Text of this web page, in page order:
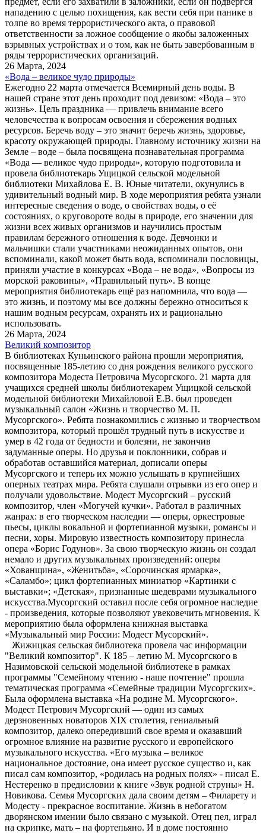
нападению с целью похищения, как вести себя при панике в
толпе во время террористического акта, о правовой
ответственности за ложное сообщение о якобы заложенных
взрывных устройствах и о том, как не быть завербованным в
ряды террористических организаций.
26 Марта, 2024
«Вода – великое чудо природы»
Ежегодно 22 марта отмечается Всемирный день воды. В
нашей стране этот день проходит под девизом: «Вода – это
жизнь». Цель праздника — привлечь внимание всего
человечества к вопросам освоения и сбережения водных
ресурсов. Беречь воду – это значит беречь жизнь, здоровье,
красоту окружающей природы. Главному источнику жизни на
Земле – воде – была посвящена познавательная программа
«Вода — великое чудо природы», которую подготовила и
провела библиотекарь Ущицкой сельской модельной
библиотеки Михайлова Е. В. Юные читатели, окунулись в
удивительный водный мир. В ходе мероприятия ребята узнали
интересные сведения о воде, о свойствах воды, о её
состояниях, о круговороте воды в природе, его значении для
жизни всех живых организмов и научились простым
правилам бережного отношения к воде. Девчонки и
мальчишки стали участниками неожиданных опытов, они
вспоминали, какой может быть вода, вспоминали пословицы,
приняли участие в конкурсах «Вода – не вода», «Вопросы из
морской раковины», «Правильный путь». В конце
мероприятия библиотекарь ещё раз напомнила, что вода —
это жизнь, и поэтому мы все должны бережно относиться к
нашим водным ресурсам, охранять их и рационально
использовать.
26 Марта, 2024
Великий композитор
В библиотеках Куньинского района прошли мероприятия,
посвященные 185-летию со дня рождения великого русского
композитора Модеста Петровича Мусоргского. 21 марта для
учащихся средней школы библиотекарем Ущицкой сельской
модельной библиотеки Михайловой Е.В. был проведен
музыкальный салон «Жизнь и творчество М. П.
Мусоргского». Ребята познакомились с жизнью и творчеством
композитора, который прошёл трудный путь в искусстве и
умер в 42 года от бедности и болезни, не закончив
задуманные оперы. Но друзья и поклонники, собрав и
обработав оставшийся материал, дописали оперы
Мусоргского и теперь их можно услышать в крупнейших
оперных театрах мира. Ребята слушали отрывки из его опер и
получали удовольствие. Модест Мусоргский – русский
композитор, член «Могучей кучки». Работал в различных
жанрах: в его творческом наследии — оперы, оркестровые
пьесы, циклы вокальной и фортепианной музыки, романсы и
песни, хоры. Мировую известность композитору принесла
опера «Борис Годунов». За свою творческую жизнь он создал
немало и других музыкальных произведений: оперы
«Хованщина», «Женитьба», «Сорочинская ярмарка»,
«Саламбо»; цикл фортепианных миниатюр «Картинки с
выставки»; «Детская», признанные шедеврами музыкального
искусства.Мусоргский оставил после себя огромное наследие
- произведения, которые позволяют увековечить мгновения. К
мероприятию была оформлена книжная выставка
«Музыкальный мир России: Модест Мусорский».
Жижицкая сельская библиотека провела час информации
"Великий композитор". К 185 – летию М. Мусоргского в
Назимовской сельской модельной библиотеке в рамках
программы "Семейному чтению - наше почтение" прошла
тематическая программа «Семейные традиции Мусоргских».
Была оформлена выставка «На родине М. Мусоргского».
Модест Петрович Мусоргский — один из самых
дерзновенных новаторов XIX столетия, гениальный
композитор, далеко опередивший свое время и оказавший
огромное влияние на развитие русского и европейского
музыкального искусства. «Его музыка – великое
национальное достояние, она имеет русское существо и, как
писал сам композитор, «родилась на родных полях» - писал Е.
Нестеренко в предисловии к книге «Звук родной струны» Н.
Новикова. Семья Мусоргских дала своим детям – Филарету и
Модесту - прекрасное воспитание. Жизнь в небогатом
дворянском имении было связано с музыкой. Отец пел, играл
на скрипке, мать – на фортепьяно. И в доме постоянно